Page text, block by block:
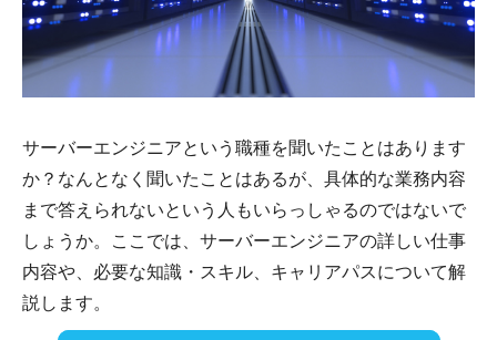
サーバーエンジニアという職種を聞いたことはあります
か？なんとなく聞いたことはあるが、具体的な業務内容
まで答えられないという人もいらっしゃるのではないで
しょうか。ここでは、サーバーエンジニアの詳しい仕事
内容や、必要な知識・スキル、キャリアパスについて解
説します。